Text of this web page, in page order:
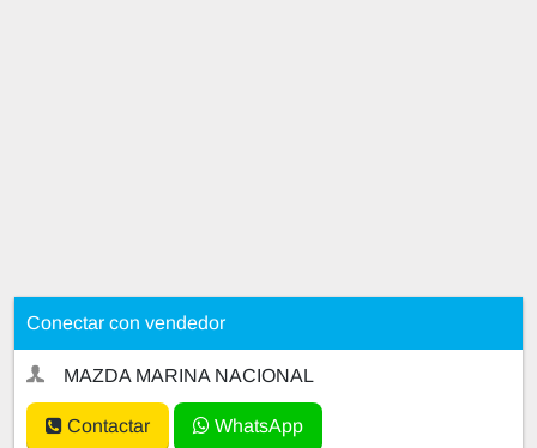
Conectar con vendedor
MAZDA MARINA NACIONAL
Contactar WhatsApp